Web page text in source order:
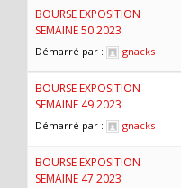
BOURSE EXPOSITION
SEMAINE 50 2023
Démarré par : gnacks
BOURSE EXPOSITION
SEMAINE 49 2023
Démarré par : gnacks
BOURSE EXPOSITION
SEMAINE 47 2023